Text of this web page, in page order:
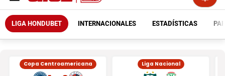
LIGA HONDUBET INTERNACIONALES ESTADÍSTICAS
Copa Centroamericana Liga Nacional